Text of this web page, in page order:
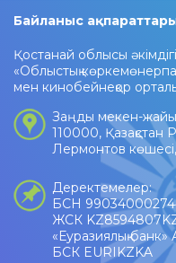
Байланыс
Қостанай облысы
«Облыстық
мен кинобейнеқор
Заңды мекен-
110000, Қазақстан
Лермонтов
Деректемелер:
БСН
ЖСК
«Еуразиялық банк»
БСК EURIKZKA